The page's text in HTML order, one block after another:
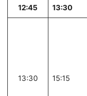
12:45 13:30
13:30 15:15